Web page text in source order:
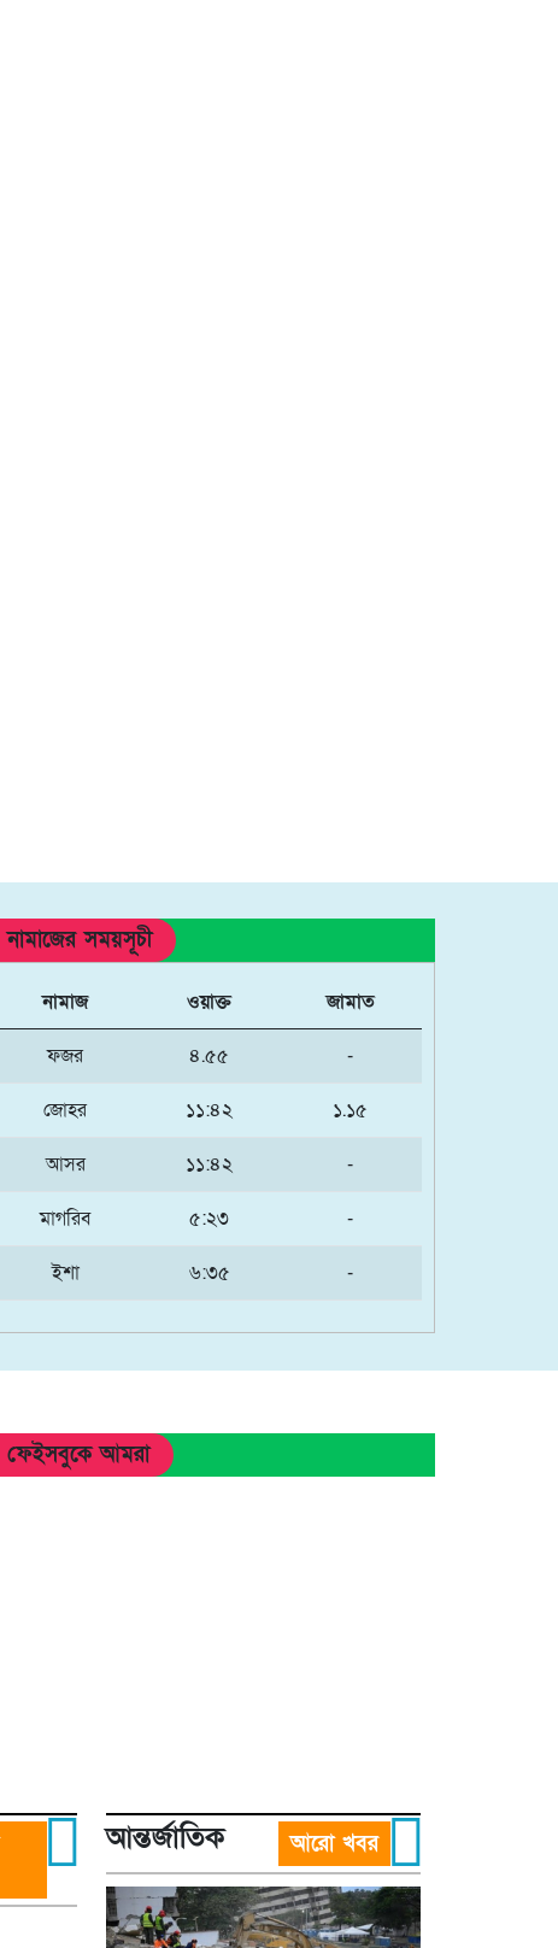
নামাজের সময়সূচী
নামাজ ওয়াক্ত জামাত
ফজর ৪.৫৫ -
জোহর ১১:৪২ ১.১৫
আসর ১১:৪২ -
মাগরিব ৫:২৩ -
ইশা ৬:৩৫ -
ফেইসবুকে আমরা
আন্তর্জাতিক আরো খবর